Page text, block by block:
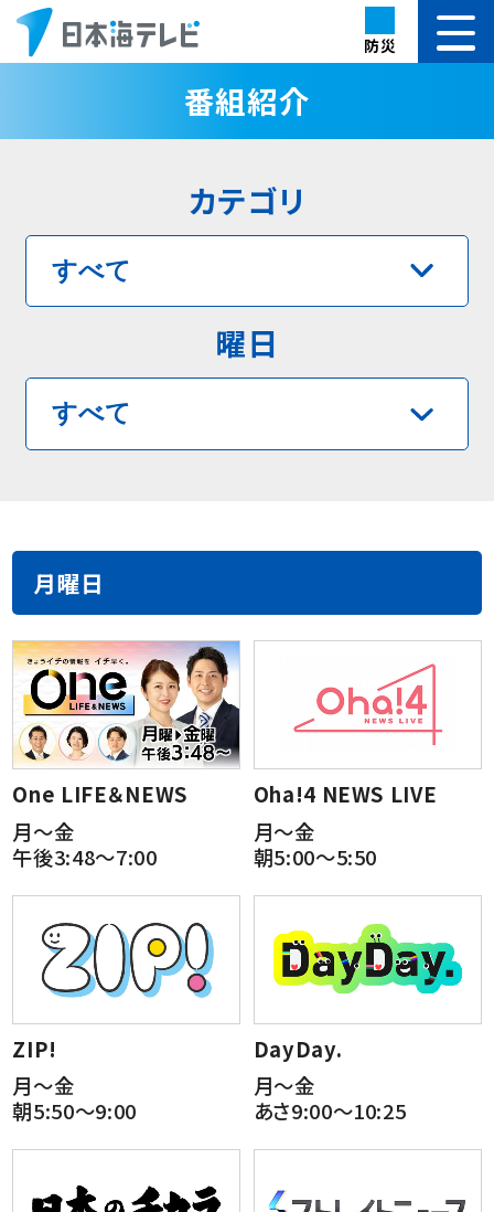
防災
番組紹介
カテゴリ
曜日
月曜日
One LIFE＆NEWS
月～金
午後3:48～7:00
Oha!4 NEWS LIVE
月～金
朝5:00～5:50
ZIP!
月～金
朝5:50～9:00
DayDay.
月～金
あさ9:00～10:25